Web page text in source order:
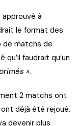
à
le format des
de matchs de
faudrait qu’un
».
2 matchs ont
déjà été rejoué.
devenir plus